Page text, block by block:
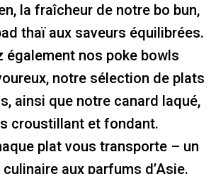
la fraîcheur de notre bo bun,
thaï aux saveurs équilibrées.
également nos poke bowls
notre sélection de plats
ainsi que notre canard laqué,
croustillant et fondant.
plat vous transporte – un
aux parfums d’Asie.